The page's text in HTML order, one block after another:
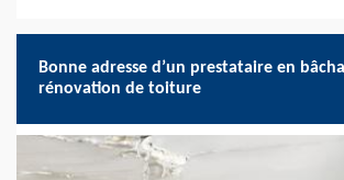
Bonne adresse d’un prestataire en
rénovation de toiture